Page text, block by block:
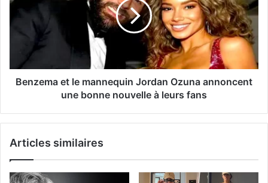
Benzema et le mannequin Jordan Ozuna annoncent
une bonne nouvelle à leurs fans
Articles similaires